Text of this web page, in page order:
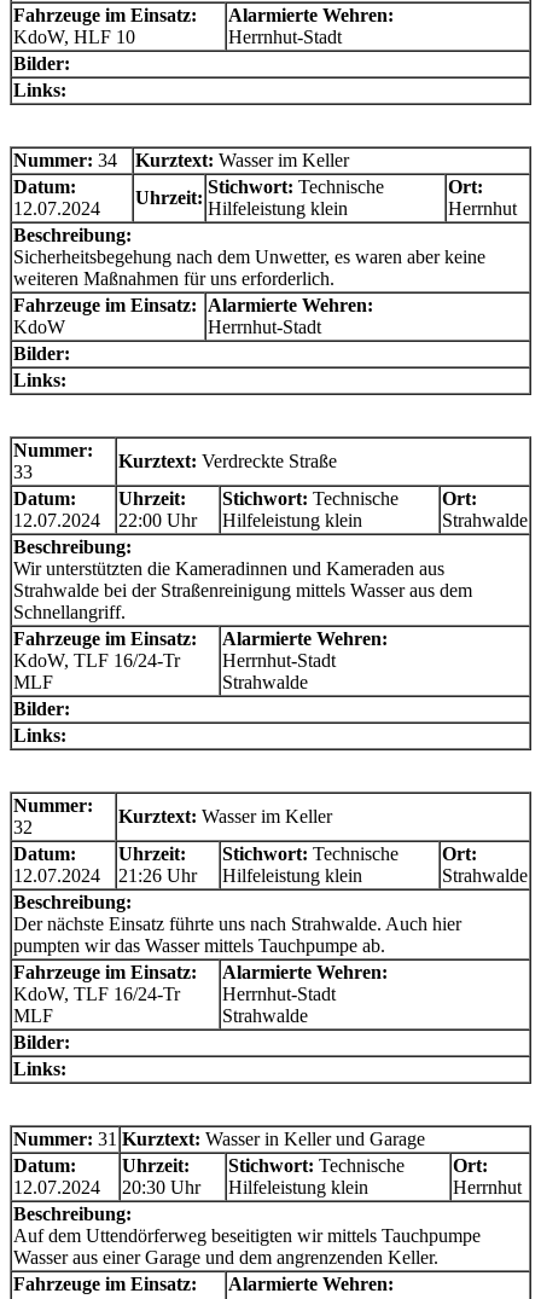
Fahrzeuge im Einsatz:
KdoW, HLF 10
Alarmierte Wehren:
Herrnhut-Stadt
Bilder:
Links:
Nummer: 34 Kurztext: Wasser im Keller
Datum:
12.07.2024
Uhrzeit:
Stichwort: Technische
Hilfeleistung klein
Ort:
Herrnhut
Beschreibung:
Sicherheitsbegehung nach dem Unwetter, es waren aber keine
weiteren Maßnahmen für uns erforderlich.
Fahrzeuge im Einsatz:
KdoW
Alarmierte Wehren:
Herrnhut-Stadt
Bilder:
Links:
Nummer:
33
Kurztext: Verdreckte Straße
Datum:
12.07.2024
Uhrzeit:
22:00 Uhr
Stichwort: Technische
Hilfeleistung klein
Ort:
Strahwalde
Beschreibung:
Wir unterstützten die Kameradinnen und Kameraden aus
Strahwalde bei der Straßenreinigung mittels Wasser aus dem
Schnellangriff.
Fahrzeuge im Einsatz:
KdoW, TLF 16/24-Tr
MLF
Alarmierte Wehren:
Herrnhut-Stadt
Strahwalde
Bilder:
Links:
Nummer:
32
Kurztext: Wasser im Keller
Datum:
12.07.2024
Uhrzeit:
21:26 Uhr
Stichwort: Technische
Hilfeleistung klein
Ort:
Strahwalde
Beschreibung:
Der nächste Einsatz führte uns nach Strahwalde. Auch hier
pumpten wir das Wasser mittels Tauchpumpe ab.
Fahrzeuge im Einsatz:
KdoW, TLF 16/24-Tr
MLF
Alarmierte Wehren:
Herrnhut-Stadt
Strahwalde
Bilder:
Links:
Nummer: 31 Kurztext: Wasser in Keller und Garage
Datum:
12.07.2024
Uhrzeit:
20:30 Uhr
Stichwort: Technische
Hilfeleistung klein
Ort:
Herrnhut
Beschreibung:
Auf dem Uttendörferweg beseitigten wir mittels Tauchpumpe
Wasser aus einer Garage und dem angrenzenden Keller.
Fahrzeuge im Einsatz:
Alarmierte Wehren: